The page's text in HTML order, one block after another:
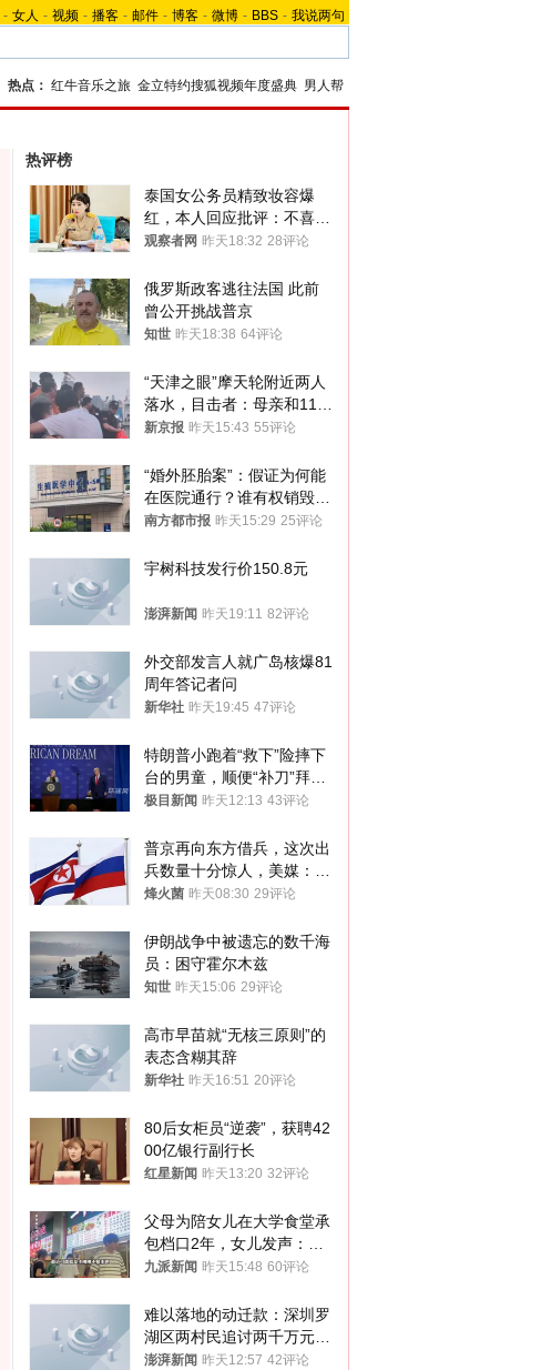
- 女人 - 视频 - 播客 - 邮件 - 博客 - 微博 - BBS - 我说两句
热点： 红牛音乐之旅 金立特约搜狐视频年度盛典 男人帮
热评榜
泰国女公务员精致妆容爆
红，本人回应批评：不喜欢
就别看
观察者网 昨天18:32 28评论
俄罗斯政客逃往法国 此前
曾公开挑战普京
知世 昨天18:38 64评论
“天津之眼”摩天轮附近两人
落水，目击者：母亲和11岁
儿子先后被打捞上岸
新京报 昨天15:43 55评论
“婚外胚胎案”：假证为何能
在医院通行？谁有权销毁胚
胎？
南方都市报 昨天15:29 25评论
宇树科技发行价150.8元
澎湃新闻 昨天19:11 82评论
外交部发言人就广岛核爆81
周年答记者问
新华社 昨天19:45 47评论
特朗普小跑着“救下”险摔下
台的男童，顺便“补刀”拜
登：“我可不想他像拜登一
极目新闻 昨天12:13 43评论
普京再向东方借兵，这次出
兵数量十分惊人，美媒：俄
朝要动真格？
烽火菌 昨天08:30 29评论
伊朗战争中被遗忘的数千海
员：困守霍尔木兹
知世 昨天15:06 29评论
高市早苗就“无核三原则”的
表态含糊其辞
新华社 昨天16:51 20评论
80后女柜员“逆袭”，获聘42
00亿银行副行长
红星新闻 昨天13:20 32评论
父母为陪女儿在大学食堂承
包档口2年，女儿发声：初
衷是为了陪伴，毕业后将不
九派新闻 昨天15:48 60评论
难以落地的动迁款：深圳罗
湖区两村民追讨两千万元动
迁款八年未果
澎湃新闻 昨天12:57 42评论